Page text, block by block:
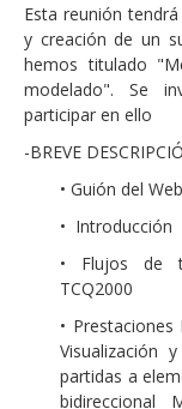
Esta reunión
y creación de un
hemos titulado
modelado". Se
participar en ello
-BREVE
• Guión del
• Introducción
• Flujos de
TCQ2000
•
Visualización
partidas a
bidireccional